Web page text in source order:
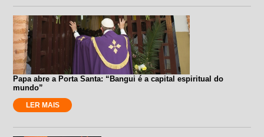
Papa abre a Porta Santa: “Bangui é a capital espiritual do
mundo”
LER MAIS